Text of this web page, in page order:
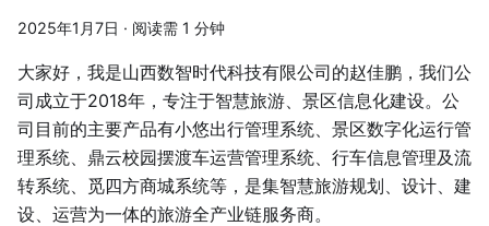
2025年1月7日 · 阅读需 1 分钟
大家好，我是山西数智时代科技有限公司的赵佳鹏，我们公
司成立于2018年，专注于智慧旅游、景区信息化建设。公
司目前的主要产品有小悠出行管理系统、景区数字化运行管
理系统、鼎云校园摆渡车运营管理系统、行车信息管理及流
转系统、觅四方商城系统等，是集智慧旅游规划、设计、建
设、运营为一体的旅游全产业链服务商。